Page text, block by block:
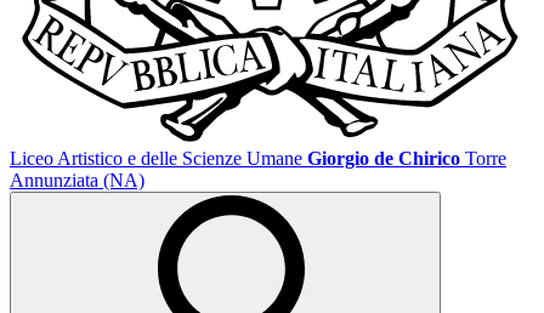
Liceo Artistico e delle Scienze Umane Giorgio de Chirico Torre
Annunziata (NA)